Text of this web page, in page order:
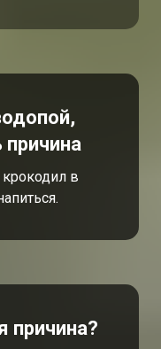
причина
крокодил в
причина?